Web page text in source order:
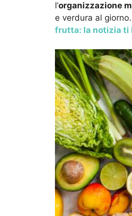
l’organizzazione
e verdura al giorno.
frutta: la notizia ti